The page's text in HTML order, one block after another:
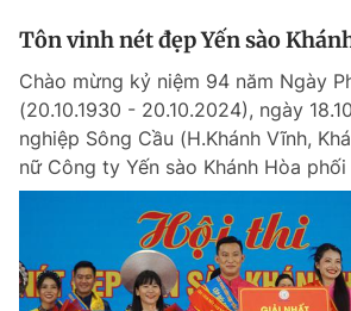
Tôn vinh nét đẹp Yến sào
Chào mừng kỷ niệm 94 năm Ngày
(20.10.1930 - 20.10.2024), ngày
nghiệp Sông Cầu (H.Khánh Vĩnh,
nữ Công ty Yến sào Khánh Hòa